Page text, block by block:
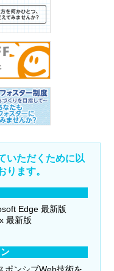
いただくために以
ります。
Edge 最新版
最新版